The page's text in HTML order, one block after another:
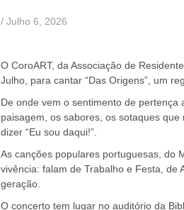
/ Julho 6, 2026
O CoroART, da Associação de
Julho, para cantar “Das Origens”, um
De onde vem o sentimento de pertença
paisagem, os sabores, os sotaques
dizer “Eu sou daqui!”.
As canções populares portuguesas, do
vivência: falam de Trabalho e Festa, de
geração.
O concerto tem lugar no auditório da